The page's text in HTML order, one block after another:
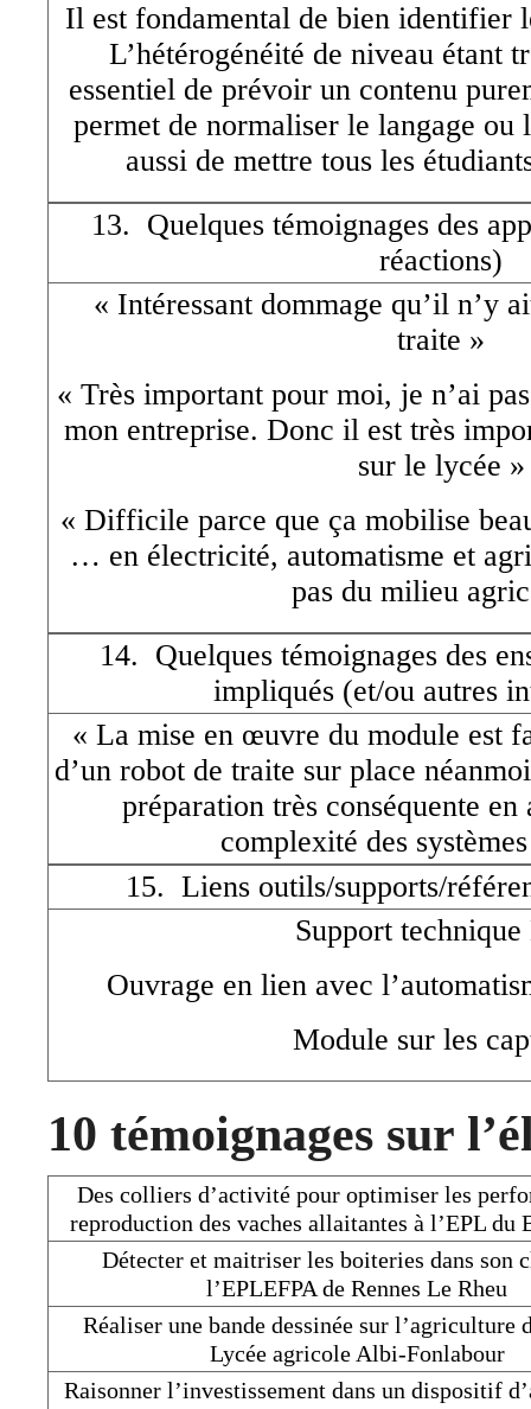
Il est fondamental de bien identifier
L’hétérogénéité de niveau étant
essentiel de prévoir un contenu
permet de normaliser le langage ou
aussi de mettre tous les
13. Quelques témoignages des
réactions)
« Intéressant dommage qu’il n’y
traite »
« Très important pour moi, je n’ai
mon entreprise. Donc il est très
sur le lycée »
« Difficile parce que ça mobilise
… en électricité, automatisme et
pas du milieu
14. Quelques témoignages des
impliqués (et/ou autres
« La mise en œuvre du module est
d’un robot de traite sur place
préparation très conséquente
complexité des
15. Liens outils/supports/
Support
Ouvrage en lien avec
Module sur les
10 témoignages sur
Des colliers d’activité pour optimiser les
reproduction des vaches allaitantes à l’EPL du
Détecter et maitriser les boiteries dans son
l’EPLEFPA de Rennes Le Rheu
Réaliser une bande dessinée sur l’agriculture
Lycée agricole Albi-Fonlabour
Raisonner l’investissement dans un dispositif